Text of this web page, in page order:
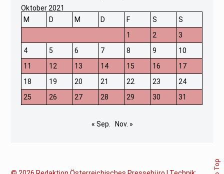
Oktober 2021
M
D M D F S
S
1
2
3
4
5 6 7 8 9
10
11
12 13 14 15 16
17
18
19 20 21 22 23
24
25
26 27 28 29 30 31
« Sep. Nov. »